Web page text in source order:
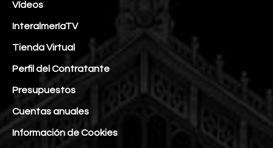
Vídeos
InteralmeríaTV
Tienda Virtual
Perfil del Contratante
Presupuestos
Cuentas anuales
Información de Cookies